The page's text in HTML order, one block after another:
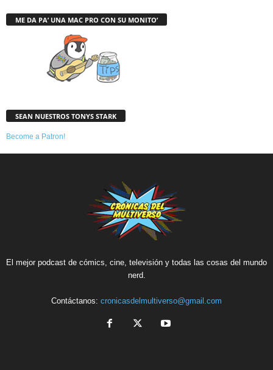
ME DA PA’ UNA MAC PRO CON SU MONITO’
SEAN NUESTROS TONYS STARK
Become a Patron!
El mejor podcast de cómics, cine, televisión y todas las cosas del mundo
nerd.
Contáctanos: cronicasdelmultiverso@gmail.com